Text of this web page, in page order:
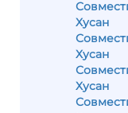
Хусан
Хусан
Хусан